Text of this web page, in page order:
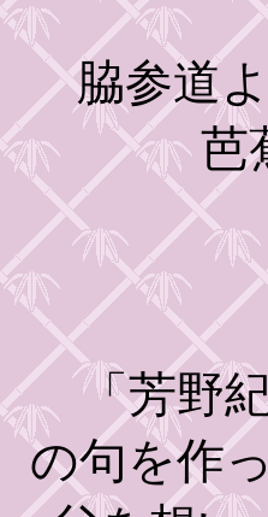
脇参道よ
芭
父
「芳野紀
の句を作